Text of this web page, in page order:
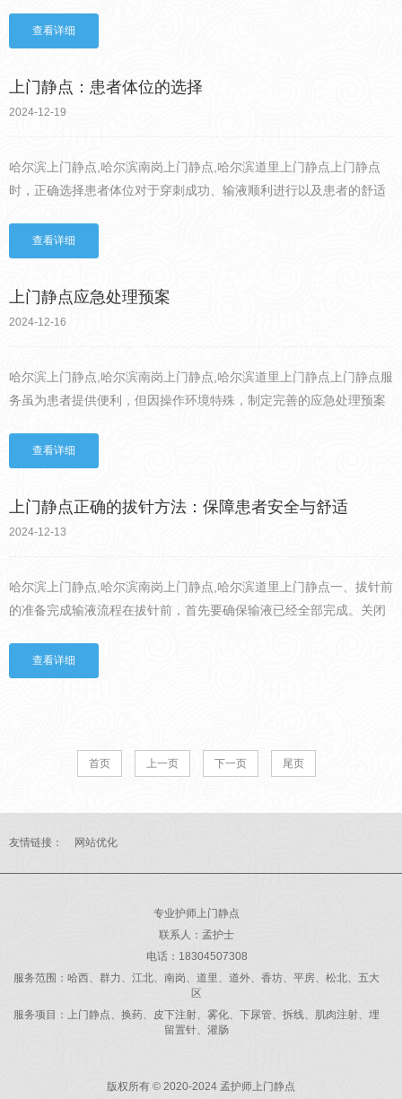
性医用手套，准备好消毒用品，如碘伏棉球或棉签、酒精棉球等...
查看详细
上门静点：患者体位的选择
2024-12-19
哈尔滨上门静点,哈尔滨南岗上门静点,哈尔滨道里上门静点上门静点
时，正确选择患者体位对于穿刺成功、输液顺利进行以及患者的舒适
位。患者平躺在床上，身体放松，四肢自然伸展。这种体位可使上
肢...
查看详细
上门静点应急处理预案
2024-12-16
哈尔滨上门静点,哈尔滨南岗上门静点,哈尔滨道里上门静点上门静点服
务虽为患者提供便利，但因操作环境特殊，制定完善的应急处理预案
困难等过敏症状，医护人员应立即停止输液，保留静脉通路，更...
查看详细
上门静点正确的拔针方法：保障患者安全与舒适
2024-12-13
哈尔滨上门静点,哈尔滨南岗上门静点,哈尔滨道里上门静点一、拔针前
的准备完成输液流程在拔针前，首先要确保输液已经全部完成。关闭
中因液体压力导致血液回流或者针头处药物渗出。评估患者状态...
查看详细
首页 上一页 下一页 尾页
友情链接： 网站优化
专业护师上门静点
联系人：孟护士
电话：18304507308
服务范围：哈西、群力、江北、南岗、道里、道外、香坊、平房、松北、五大
区
服务项目：上门静点、换药、皮下注射、雾化、下尿管、拆线、肌肉注射、埋
留置针、灌肠
版权所有 © 2020-2024 孟护师上门静点